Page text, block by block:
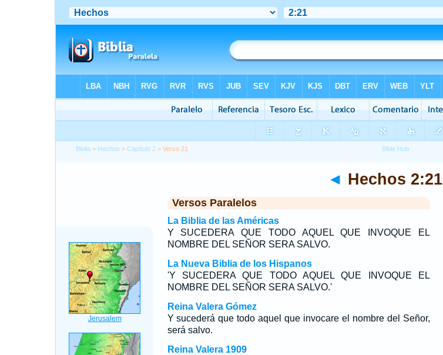
Biblia > Hechos >Capítulo 2 > Verso 21
◄ Hechos 2:21
Versos Paralelos
La Biblia de las Américas
Y SUCEDERA QUE TODO AQUEL QUE INVOQUE EL
NOMBRE DEL SEÑOR SERA SALVO.
La Nueva Biblia de los Hispanos
'Y SUCEDERA QUE TODO AQUEL QUE INVOQUE EL
NOMBRE DEL SEÑOR SERA SALVO.'
Reina Valera Gómez
Y sucederá que todo aquel que invocare el nombre del Señor,
será salvo.
Reina Valera 1909